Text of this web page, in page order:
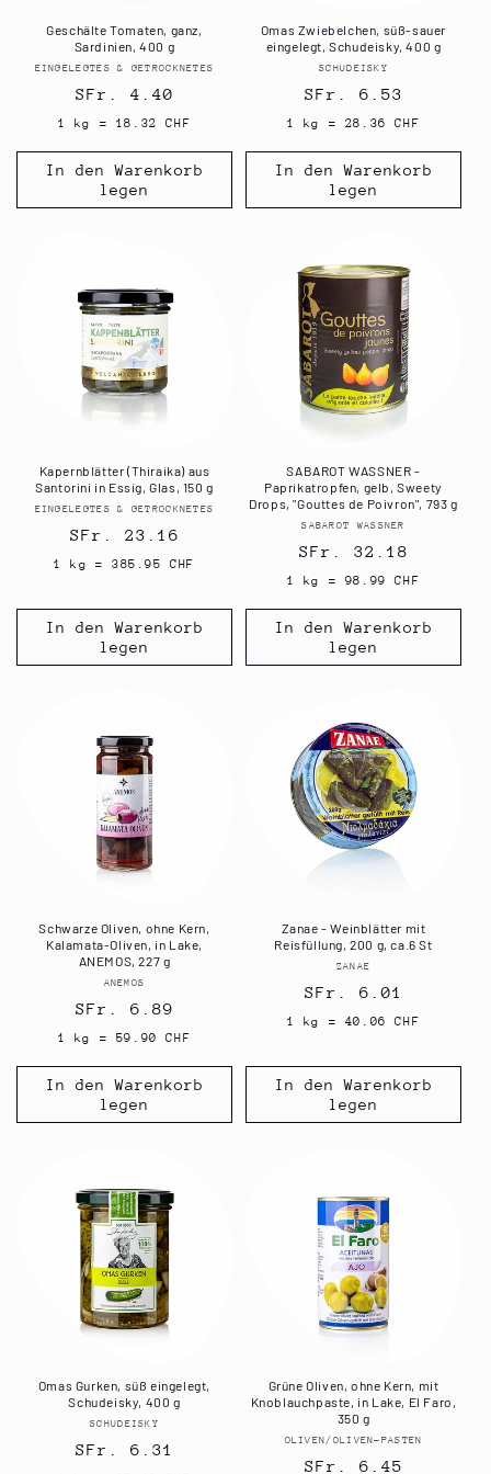
Geschälte Tomaten, ganz,
Sardinien, 400 g
Anbieter:
EINGELEGTES & GETROCKNETES
Normaler
Preis
SFr. 4.40
1 kg = 18.32 CHF
In den Warenkorb
legen
Omas Zwiebelchen, süß-sauer
eingelegt, Schudeisky, 400 g
Anbieter:
SCHUDEISKY
Normaler
Preis
SFr. 6.53
1 kg = 28.36 CHF
In den Warenkorb
legen
Kapernblätter (Thiraika) aus
Santorini in Essig, Glas, 150 g
Anbieter:
EINGELEGTES & GETROCKNETES
Normaler
Preis
SFr. 23.16
1 kg = 385.95 CHF
In den Warenkorb
legen
SABAROT WASSNER -
Paprikatropfen, gelb, Sweety
Drops, "Gouttes de Poivron", 793 g
Anbieter:
SABAROT WASSNER
Normaler
Preis
SFr. 32.18
1 kg = 98.99 CHF
In den Warenkorb
legen
Schwarze Oliven, ohne Kern,
Kalamata-Oliven, in Lake,
ANEMOS, 227 g
Anbieter:
ANEMOS
Normaler
Preis
SFr. 6.89
1 kg = 59.90 CHF
In den Warenkorb
legen
Zanae - Weinblätter mit
Reisfüllung, 200 g, ca.6 St
Anbieter:
ZANAE
Normaler
Preis
SFr. 6.01
1 kg = 40.06 CHF
In den Warenkorb
legen
Omas Gurken, süß eingelegt,
Schudeisky, 400 g
Anbieter:
SCHUDEISKY
Normaler
SFr. 6.31
Grüne Oliven, ohne Kern, mit
Knoblauchpaste, in Lake, El Faro,
350 g
Anbieter:
OLIVEN/OLIVEN-PASTEN
Normaler
SFr. 6.45